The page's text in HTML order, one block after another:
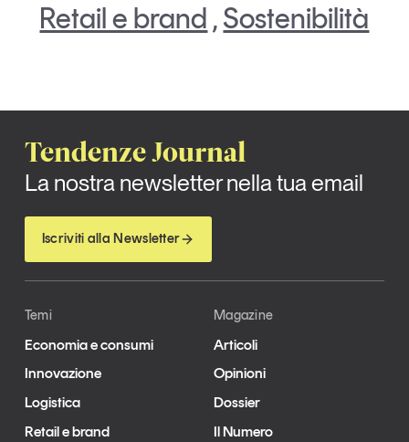
Retail e brand ,Sostenibilità
Tendenze Journal
La nostra newsletter nella tua email
Iscriviti alla Newsletter
Temi
Economia e consumi
Innovazione
Logistica
Retail e brand
Magazine
Articoli
Opinioni
Dossier
Il Numero